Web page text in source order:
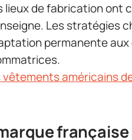
de fabrication ont
Les stratégies
permanente aux
américains